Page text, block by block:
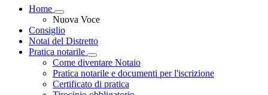
Home
Visualizza menù di secondo livello
Nuova Voce
Consiglio
Notai del Distretto
Pratica notarile
Visualizza menù di secondo livello
Come diventare Notaio
Pratica notarile e documenti per l'iscrizione
Certificato di pratica